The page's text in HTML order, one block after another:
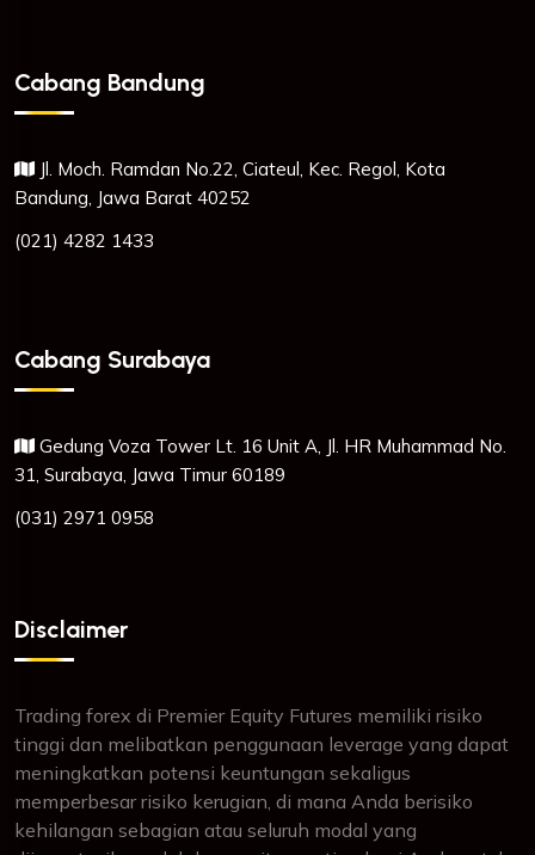
Cabang Bandung
Jl. Moch. Ramdan No.22, Ciateul, Kec. Regol, Kota
Bandung, Jawa Barat 40252
(021) 4282 1433
Cabang Surabaya
Gedung Voza Tower Lt. 16 Unit A, Jl. HR Muhammad No.
31, Surabaya, Jawa Timur 60189
(031) 2971 0958
Disclaimer
Trading forex di Premier Equity Futures memiliki risiko
tinggi dan melibatkan penggunaan leverage yang dapat
meningkatkan potensi keuntungan sekaligus
memperbesar risiko kerugian, di mana Anda berisiko
kehilangan sebagian atau seluruh modal yang